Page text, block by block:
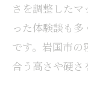
さを調整した
った体験談も
です。岩国市の
合う高さや硬さ